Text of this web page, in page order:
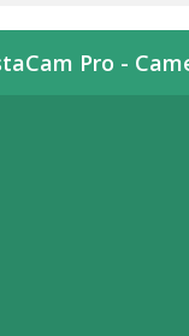
Pro -